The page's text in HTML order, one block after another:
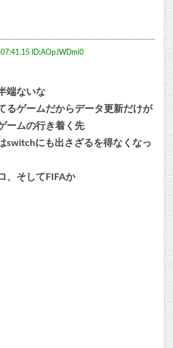
ID:AOpJWDmi0
端ないな
るゲームだからデータ更新だけが
ームの行き着く先
switchにも出さざるを得なくなっ
、そしてFIFAか